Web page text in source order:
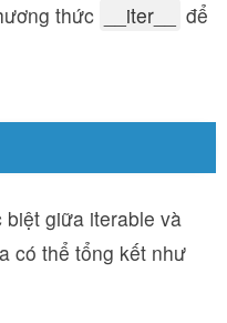
thức
__iter__
để
giữa iterable và
có thể tổng kết như